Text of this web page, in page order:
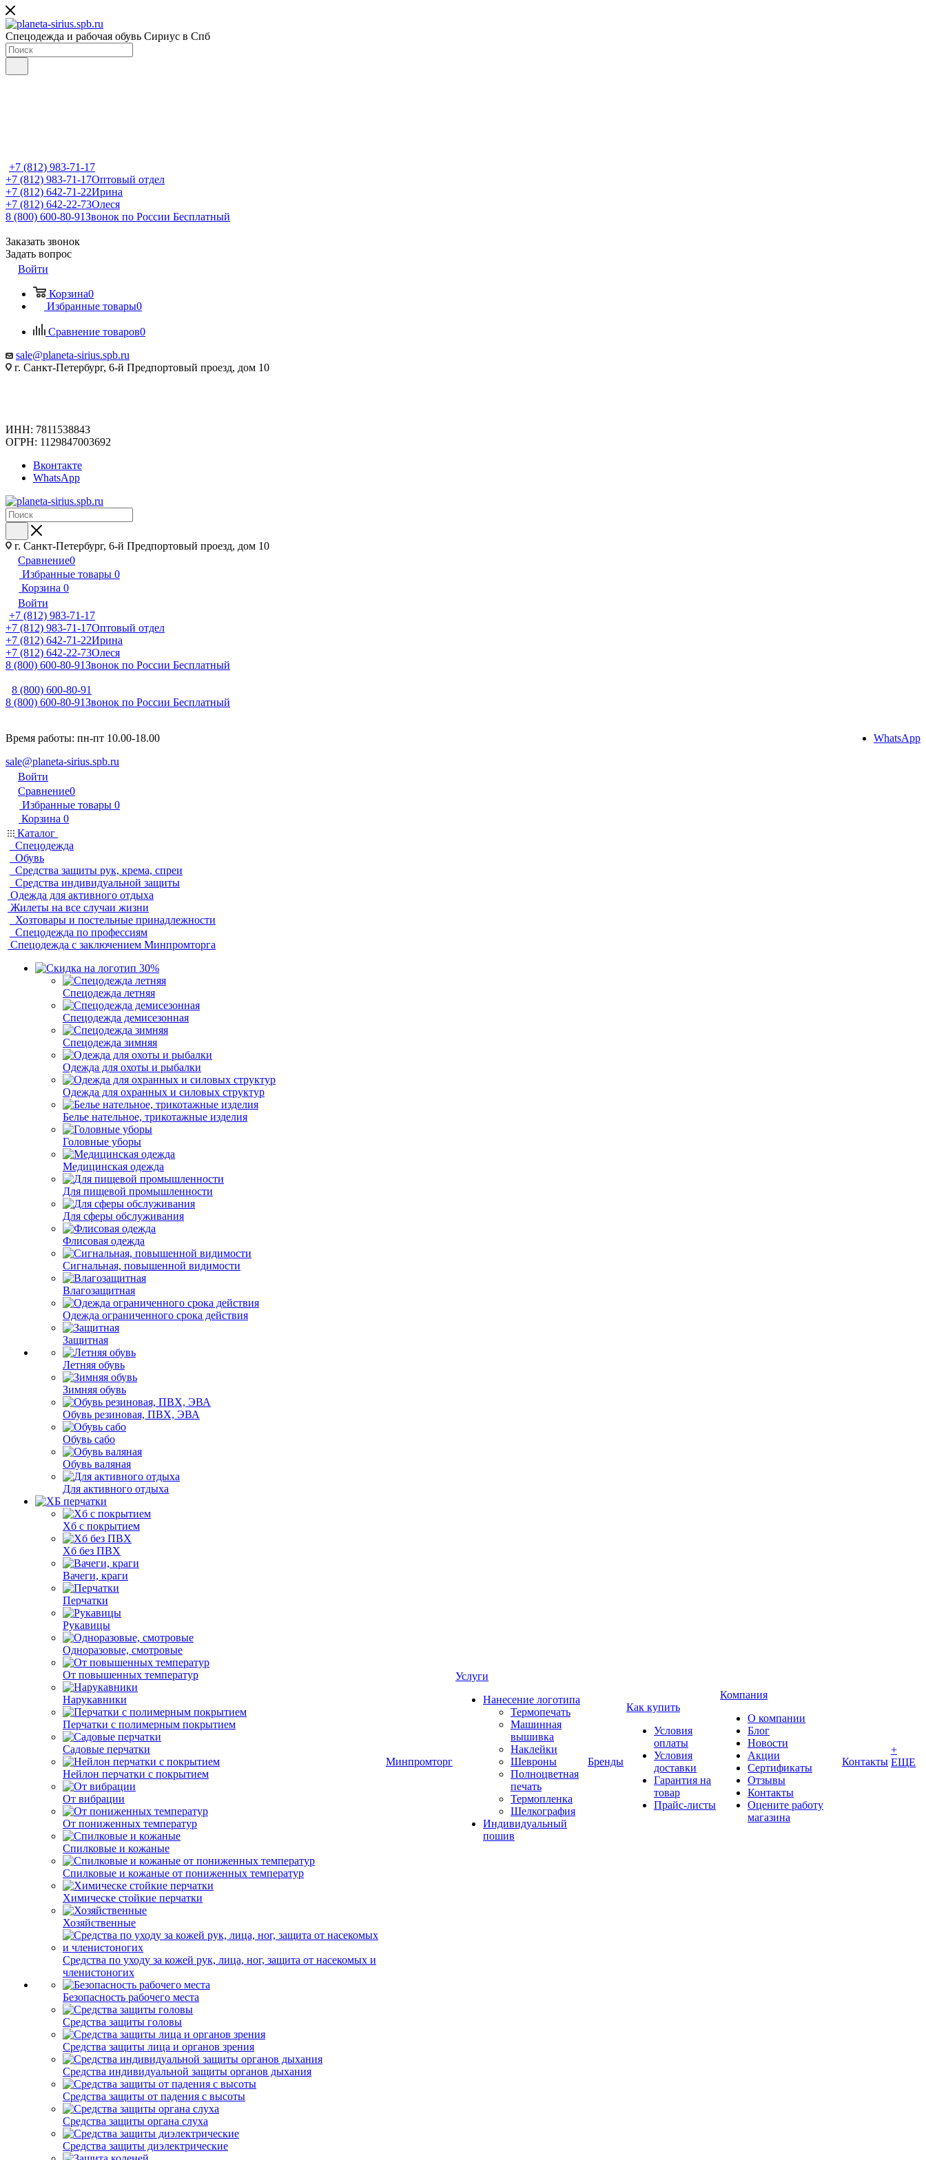
Спецодежда и рабочая обувь Сириус в Спб
+7 (812) 983-71-17
+7 (812) 983-71-17Оптовый отдел
+7 (812) 642-71-22Ирина
+7 (812) 642-22-73Олеся
8 (800) 600-80-91Звонок по России Бесплатный
Заказать звонок
Задать вопрос
Войти
Корзина0
Избранные товары0
Сравнение товаров0
sale@planeta-sirius.spb.ru
г. Санкт-Петербург, 6-й Предпортовый проезд, дом 10
ИНН: 7811538843
ОГРН: 1129847003692
Вконтакте
WhatsApp
г. Санкт-Петербург, 6-й Предпортовый проезд, дом 10
Сравнение0
Избранные товары 0
Корзина 0
Войти
+7 (812) 983-71-17
+7 (812) 983-71-17Оптовый отдел
+7 (812) 642-71-22Ирина
+7 (812) 642-22-73Олеся
8 (800) 600-80-91Звонок по России Бесплатный
8 (800) 600-80-91
8 (800) 600-80-91Звонок по России Бесплатный
Время работы: пн-пт 10.00-18.00
sale@planeta-sirius.spb.ru
WhatsApp
Войти
Сравнение0
Избранные товары 0
Корзина 0
Каталог
Спецодежда
Обувь
Средства защиты рук, крема, спреи
Средства индивидуальной защиты
Одежда для активного отдыха
Жилеты на все случаи жизни
Хозтовары и постельные принадлежности
Спецодежда по профессиям
Спецодежда с заключением Минпромторга
Спецодежда летняя
Спецодежда демисезонная
Спецодежда зимняя
Одежда для охоты и рыбалки
Одежда для охранных и силовых структур
Белье нательное, трикотажные изделия
Головные уборы
Медицинская одежда
Для пищевой промышленности
Для сферы обслуживания
Флисовая одежда
Сигнальная, повышенной видимости
Влагозащитная
Одежда ограниченного срока действия
Защитная
Летняя обувь
Зимняя обувь
Обувь резиновая, ПВХ, ЭВА
Обувь сабо
Обувь валяная
Для активного отдыха
Хб с покрытием
Хб без ПВХ
Вачеги, краги
Перчатки
Рукавицы
Одноразовые, смотровые
От повышенных температур
Нарукавники
Перчатки с полимерным покрытием
Садовые перчатки
Нейлон перчатки с покрытием
От вибрации
От пониженных температур
Спилковые и кожаные
Спилковые и кожаные от пониженных температур
Химическе стойкие перчатки
Хозяйственные
Средства по уходу за кожей рук, лица, ног, защита от насекомых и
членистоногих
Безопасность рабочего места
Средства защиты головы
Средства защиты лица и органов зрения
Средства индивидуальной защиты органов дыхания
Средства защиты от падения с высоты
Средства защиты органа слуха
Средства защиты диэлектрические
Минпромторг
Услуги
Нанесение логотипа
Термопечать
Машинная
вышивка
Наклейки
Шевроны
Полноцветная
печать
Термопленка
Шелкография
Индивидуальный
пошив
Бренды
Как купить
Условия
оплаты
Условия
доставки
Гарантия на
товар
Прайс-листы
Компания
О компании
Блог
Новости
Акции
Сертификаты
Отзывы
Контакты
Оцените работу
магазина
Контакты
+
ЕЩЕ